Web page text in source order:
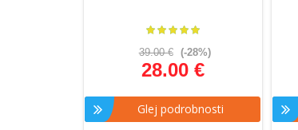
39.00 € (-28%)
28.00 €
Glej podrobnosti